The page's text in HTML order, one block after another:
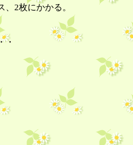
、2枚にかかる。
・